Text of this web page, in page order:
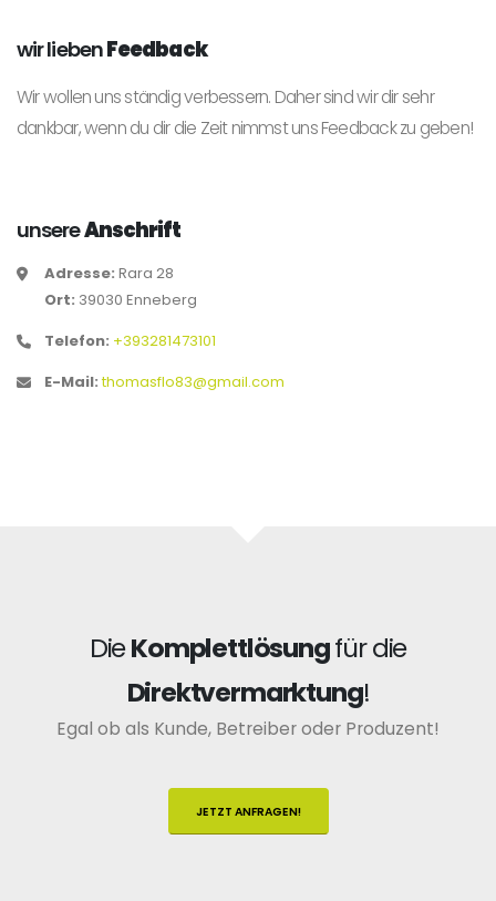
wir liebenFeedback
Wir wollen uns ständig verbessern. Daher sind wir dir sehr
dankbar, wenn du dir die Zeit nimmst uns Feedback zu geben!
unsereAnschrift
Adresse: Rara 28
Ort: 39030 Enneberg
Telefon: +393281473101
E-Mail: thomasflo83@gmail.com
DieKomplettlösungfür die
Direktvermarktung!
Egal ob als Kunde, Betreiber oder Produzent!
JETZT ANFRAGEN!